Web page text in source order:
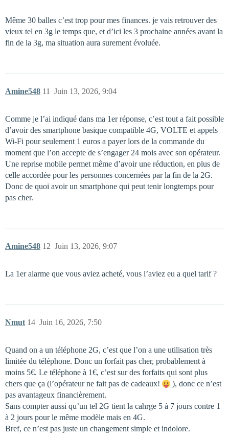
Même 30 balles c’est trop pour mes finances. je vais retrouver des
vieux tel en 3g le temps que, et d’ici les 3 prochaine années avant la
fin de la 3g, ma situation aura surement évoluée.
Amine548 Juin 13, 2026, 9:04
11
Comme je l’ai indiqué dans ma 1er réponse, c’est tout a fait possible
d’avoir des smartphone basique compatible 4G, VOLTE et appels
Wi-Fi pour seulement 1 euros a payer lors de la commande du
moment que l’on accepte de s’engager 24 mois avec son opérateur.
Une reprise mobile permet même d’avoir une réduction, en plus de
celle accordée pour les personnes concernées par la fin de la 2G.
Donc de quoi avoir un smartphone qui peut tenir longtemps pour
pas cher.
Amine548 Juin 13, 2026, 9:07
12
La 1er alarme que vous aviez acheté, vous l’aviez eu a quel tarif ?
Nmut Juin 16, 2026, 7:50
14
Quand on a un téléphone 2G, c’est que l’on a une utilisation très
limitée du téléphone. Donc un forfait pas cher, probablement à
moins 5€. Le téléphone à 1€, c’est sur des forfaits qui sont plus
chers que ça (l’opérateur ne fait pas de cadeaux!
), donc ce n’est
pas avantageux financièrement.
Sans compter aussi qu’un tel 2G tient la cahrge 5 à 7 jours contre 1
à 2 jours pour le même modèle mais en 4G.
Bref, ce n’est pas juste un changement simple et indolore.